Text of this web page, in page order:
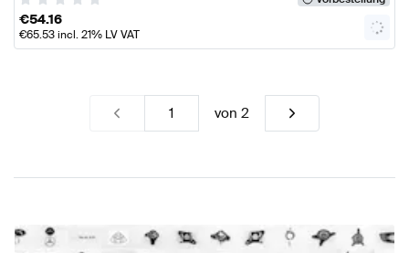
€54.16
€65.53incl. 21% LV VAT
von 2